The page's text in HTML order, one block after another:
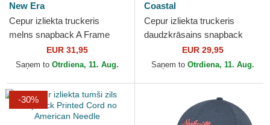
New Era
Cepur izliekta truckeris
melns snapback A Frame
Location no Austin Ciudades
y Playas Texas no New...
EUR 31,95
Saņem to Otrdiena, 11. Aug.
Coastal
Cepur izliekta truckeris
daudzkrāsains snapback
HFT no Coastal
EUR 29,95
Saņem to Otrdiena, 11. Aug.
-30%